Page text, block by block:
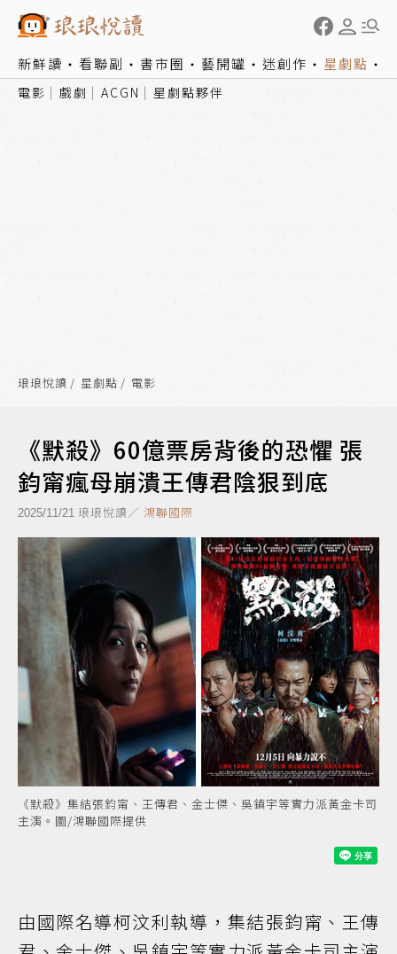
新鮮讀 看聯副 書市圈 藝開罐 迷創作 星劇點
電影 戲劇 ACGN 星劇點夥伴
琅琅悅讀 星劇點 電影
《默殺》60億票房背後的恐懼 張
鈞甯瘋母崩潰王傳君陰狠到底
2025/11/21 琅琅悅讀／ 鴻聯國際
《默殺》集結張鈞甯、王傳君、金士傑、吳鎮宇等實力派黃金卡司
主演。圖/鴻聯國際提供
由國際名導柯汶利執導，集結張鈞甯、王傳